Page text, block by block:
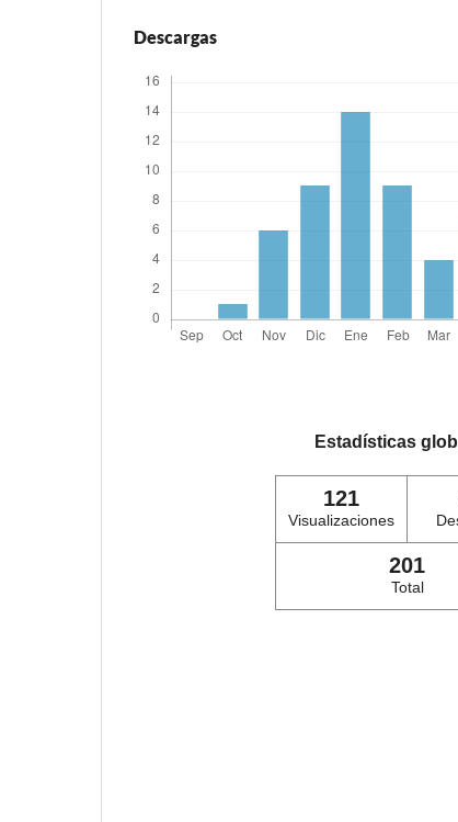
Descargas
Estadísticas
121
Visualizaciones
201
Total